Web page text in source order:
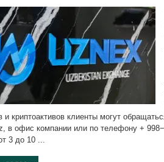
и криптоактивов клиенты могут
, в офис компании или по телефону +
3 до 10 ...